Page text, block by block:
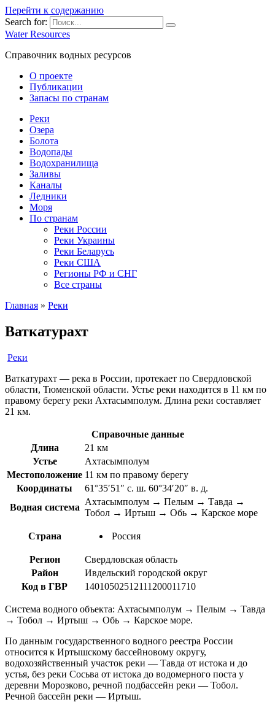
Перейти к содержанию
Search for:
Water Resources
Справочник водных ресурсов
О проекте
Публикации
Запасы по странам
Реки
Озера
Болота
Водопады
Водохранилища
Заливы
Каналы
Ледники
Моря
По странам
Реки России
Реки Украины
Реки Беларусь
Реки США
Регионы РФ и СНГ
Все страны
Главная » Реки
Ваткатурахт
Реки
Ваткатурахт — река в России, протекает по Свердловской
области, Тюменской области. Устье реки находится в 11 км по
правому берегу реки Ахтасымполум. Длина реки составляет
21 км.
Справочные данные
Длина
21 км
Устье
Ахтасымполум
Местоположение 11 км по правому берегу
Координаты
61°35′51″ с. ш. 60°34′20″ в. д.
Водная система
Ахтасымполум → Пелым → Тавда →
Тобол → Иртыш → Обь → Карское море
Страна Россия
Регион
Свердловская область
Район
Ивдельский городской округ
Код в ГВР
14010502512111200011710
Система водного объекта: Ахтасымполум → Пелым → Тавда
→ Тобол → Иртыш → Обь → Карское море.
По данным государственного водного реестра России
относится к Иртышскому бассейновому округу,
водохозяйственный участок реки — Тавда от истока и до
устья, без реки Сосьва от истока до водомерного поста у
деревни Морозково, речной подбассейн реки — Тобол.
Речной бассейн реки — Иртыш.